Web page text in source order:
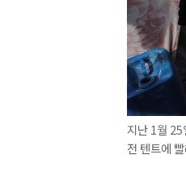
지난 1월 25
전 텐트에